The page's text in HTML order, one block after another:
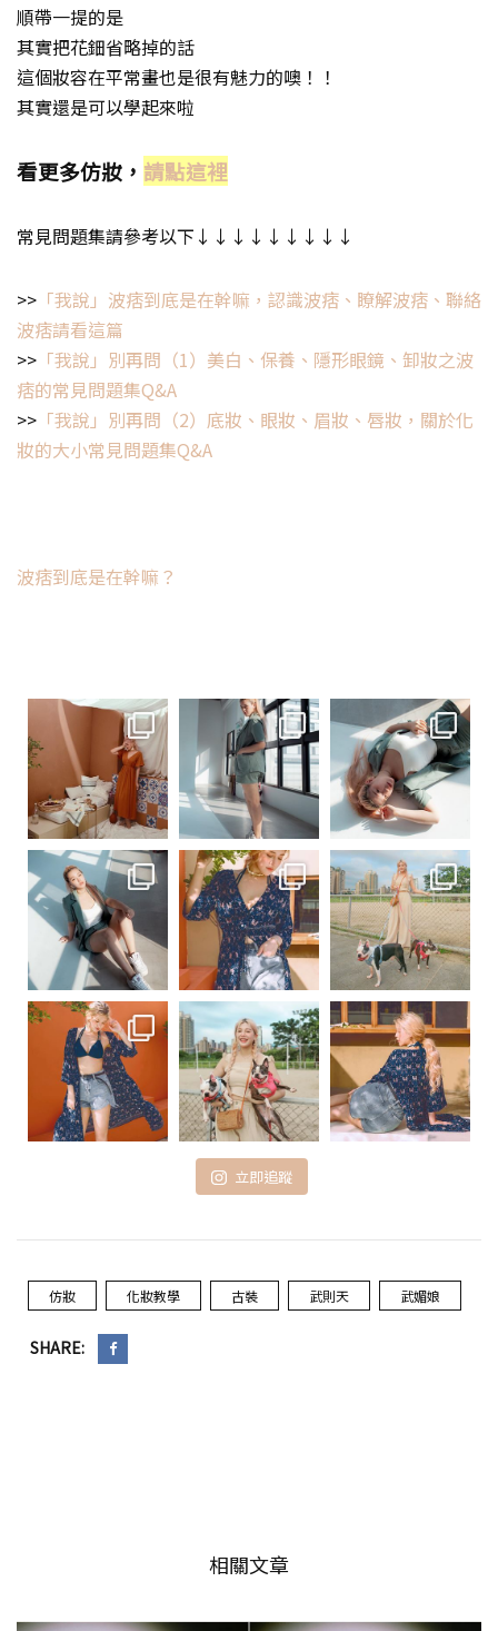
順帶一提的是
其實把花鈿省略掉的話
這個妝容在平常畫也是很有魅力的噢！！
其實還是可以學起來啦
看更多仿妝， 請點這裡
常見問題集請參考以下↓↓↓↓↓↓↓↓↓
>> 「我說」波痞到底是在幹嘛，認識波痞、瞭解波痞、聯絡
波痞請看這篇
>> 「我說」別再問（1）美白、保養、隱形眼鏡、卸妝之波
痞的常見問題集Q&A
>> 「我說」別再問（2）底妝、眼妝、眉妝、唇妝，關於化
妝的大小常見問題集Q&A
波痞到底是在幹嘛？
立即追蹤
仿妝 化妝教學 古裝 武則天 武媚娘
SHARE:
相關文章